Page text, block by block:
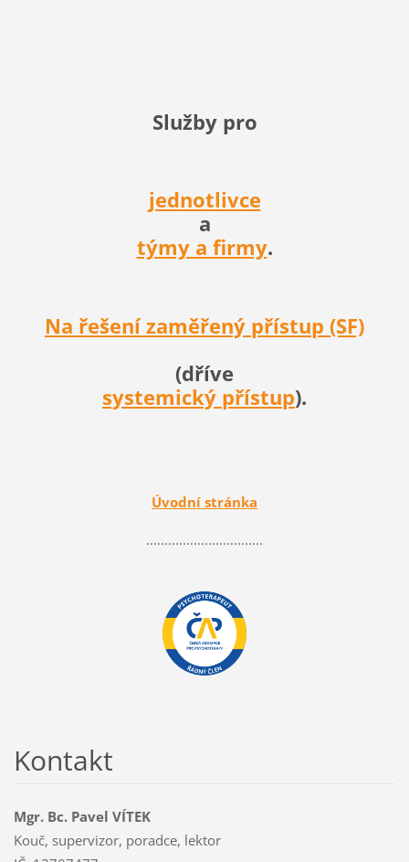
Služby pro
jednotlivce
a
týmy a firmy.
Na řešení zaměřený přístup (SF)
(dříve
systemický přístup).
Úvodní stránka
................................
Kontakt
Mgr. Bc. Pavel VÍTEK
Kouč, supervizor, poradce, lektor